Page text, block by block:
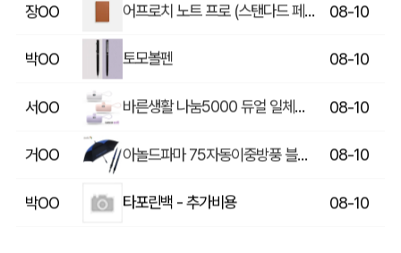
장OO 어프로치 노트 프로 (스탠다드 페이퍼) 08-10
박OO 토모볼펜 08-10
서OO 바른생활 나눔5000 듀얼 일체형 도킹 보조배터리5000mAh C타입/8핀 08-10
거OO 아놀드파마 75자동이중방풍 블랙블루(방풍기능) 08-10
박OO 타포린백 - 추가비용 08-10